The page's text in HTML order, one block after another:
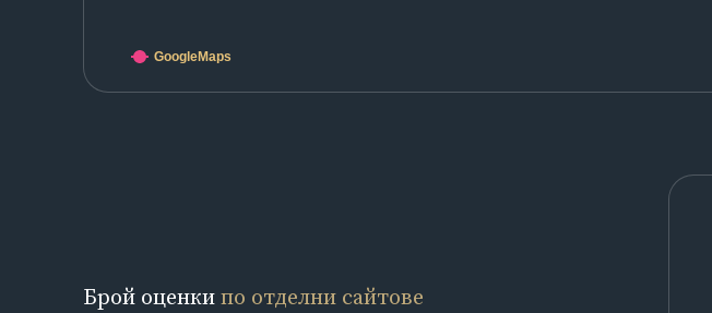
GoogleMaps
Брой оценкипо отделни сайтове